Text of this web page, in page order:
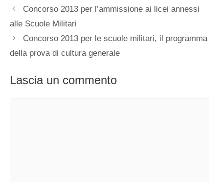
Concorso 2013 per l’ammissione ai licei annessi
alle Scuole Militari
Concorso 2013 per le scuole militari, il programma
della prova di cultura generale
Lascia un commento